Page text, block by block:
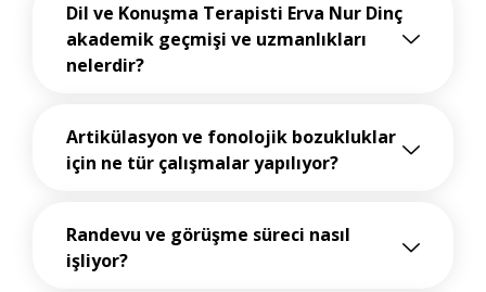
Dil ve Konuşma Terapisti Erva Nur Dinç
akademik geçmişi ve uzmanlıkları
nelerdir?
Artikülasyon ve fonolojik bozukluklar
için ne tür çalışmalar yapılıyor?
Randevu ve görüşme süreci nasıl
işliyor?